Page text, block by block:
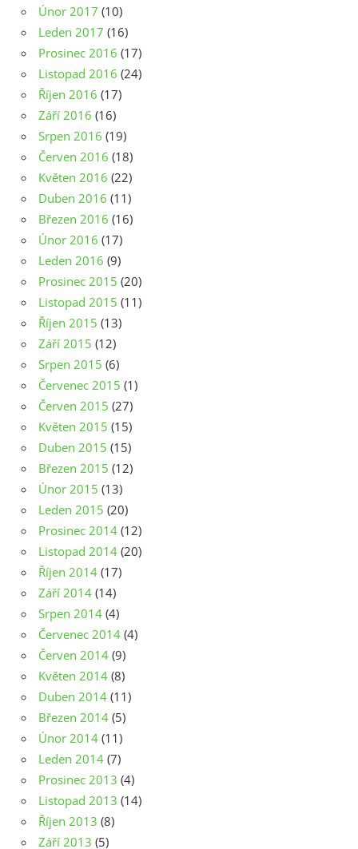
Únor 2017 (10)
Leden 2017 (16)
Prosinec 2016 (17)
Listopad 2016 (24)
Říjen 2016 (17)
Září 2016 (16)
Srpen 2016 (19)
Červen 2016 (18)
Květen 2016 (22)
Duben 2016 (11)
Březen 2016 (16)
Únor 2016 (17)
Leden 2016 (9)
Prosinec 2015 (20)
Listopad 2015 (11)
Říjen 2015 (13)
Září 2015 (12)
Srpen 2015 (6)
Červenec 2015 (1)
Červen 2015 (27)
Květen 2015 (15)
Duben 2015 (15)
Březen 2015 (12)
Únor 2015 (13)
Leden 2015 (20)
Prosinec 2014 (12)
Listopad 2014 (20)
Říjen 2014 (17)
Září 2014 (14)
Srpen 2014 (4)
Červenec 2014 (4)
Červen 2014 (9)
Květen 2014 (8)
Duben 2014 (11)
Březen 2014 (5)
Únor 2014 (11)
Leden 2014 (7)
Prosinec 2013 (4)
Listopad 2013 (14)
Říjen 2013 (8)
Září 2013 (5)